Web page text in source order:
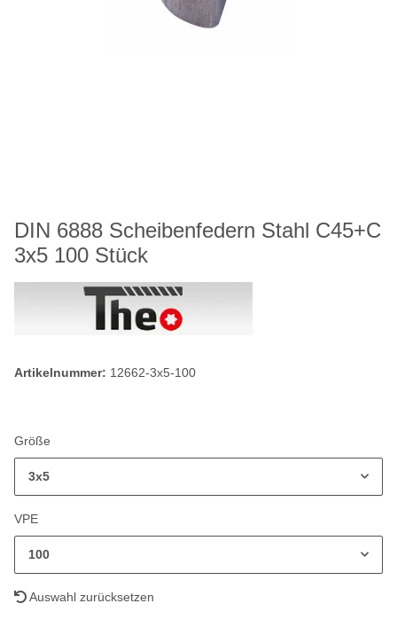
DIN 6888 Scheibenfedern Stahl C45+C
3x5 100 Stück
Artikelnummer: 12662-3x5-100
Größe
3x5
VPE
100
Auswahl zurücksetzen